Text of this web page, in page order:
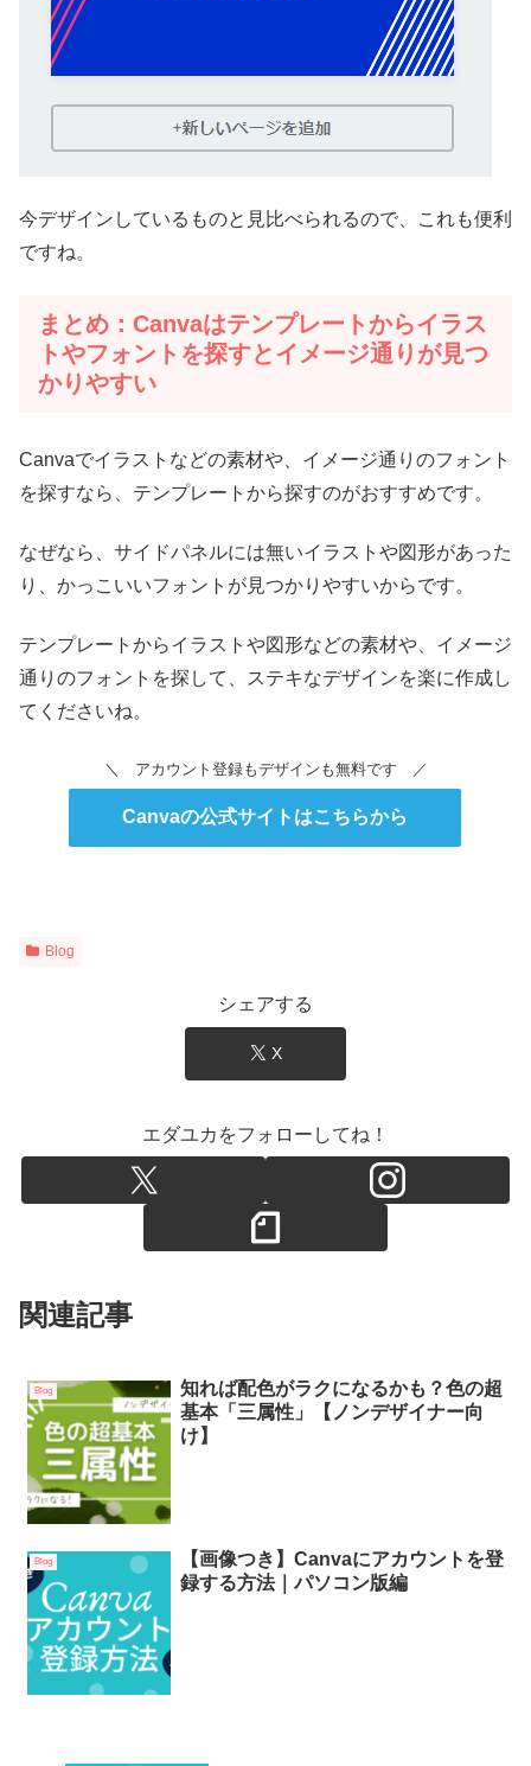
今デザインしているものと見比べられるので、これも便利
ですね。
まとめ：Canvaはテンプレートからイラス
トやフォントを探すとイメージ通りが見つ
かりやすい
Canvaでイラストなどの素材や、イメージ通りのフォント
を探すなら、テンプレートから探すのがおすすめです。
なぜなら、サイドパネルには無いイラストや図形があった
り、かっこいいフォントが見つかりやすいからです。
テンプレートからイラストや図形などの素材や、イメージ
通りのフォントを探して、ステキなデザインを楽に作成し
てくださいね。
＼ アカウント登録もデザインも無料です ／
Canvaの公式サイトはこちらから
Blog
シェアする
X
エダユカをフォローしてね！
関連記事
Blog
知れば配色がラクになるかも？色の超
基本「三属性」【ノンデザイナー向
け】
Blog
【画像つき】Canvaにアカウントを登
録する方法｜パソコン版編